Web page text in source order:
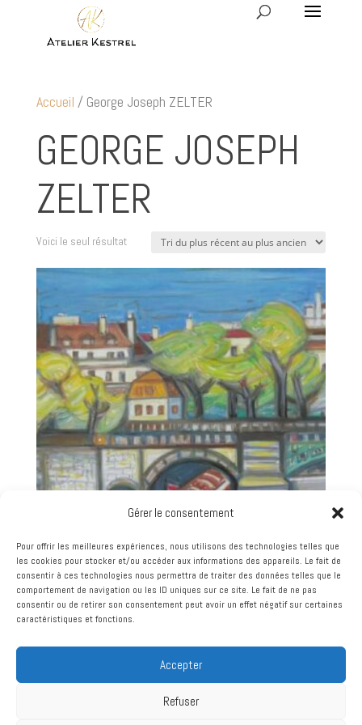
Gérer le consentement
Pour offrir les meilleures expériences, nous utilisons des technologies telles que
les cookies pour stocker et/ou accéder aux informations des appareils. Le fait de
consentir à ces technologies nous permettra de traiter des données telles que le
comportement de navigation ou les ID uniques sur ce site. Le fait de ne pas
consentir ou de retirer son consentement peut avoir un effet négatif sur certaines
caractéristiques et fonctions.
Accepter
Refuser
Accueil / George Joseph ZELTER
GEORGE JOSEPH
ZELTER
Voici le seul résultat
GEORGE JOSEPH ZELTER – LA SEINE À PARIS –
HUILE SUR TOILE
630,00€